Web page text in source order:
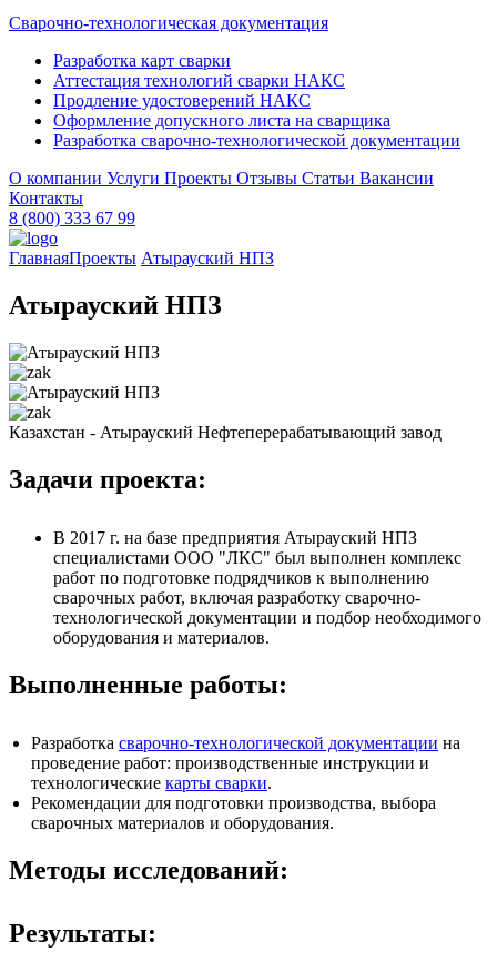
Сварочно-технологическая документация
Разработка карт сварки
Аттестация технологий сварки НАКС
Продление удостоверений НАКС
Оформление допускного листа на сварщика
Разработка сварочно-технологической документации
О компании Услуги Проекты Отзывы Статьи Вакансии
Контакты
8 (800) 333 67 99
ГлавнаяПроекты Атырауский НПЗ
Атырауский НПЗ
Казахстан - Атырауский Нефтеперерабатывающий завод
Задачи проекта:
В 2017 г. на базе предприятия Атырауский НПЗ
специалистами ООО "ЛКС" был выполнен комплекс
работ по подготовке подрядчиков к выполнению
сварочных работ, включая разработку сварочно-
технологической документации и подбор необходимого
оборудования и материалов.
Выполненные работы:
Разработка сварочно-технологической документации на
проведение работ: производственные инструкции и
технологические карты сварки.
Рекомендации для подготовки производства, выбора
сварочных материалов и оборудования.
Методы исследований:
Результаты: